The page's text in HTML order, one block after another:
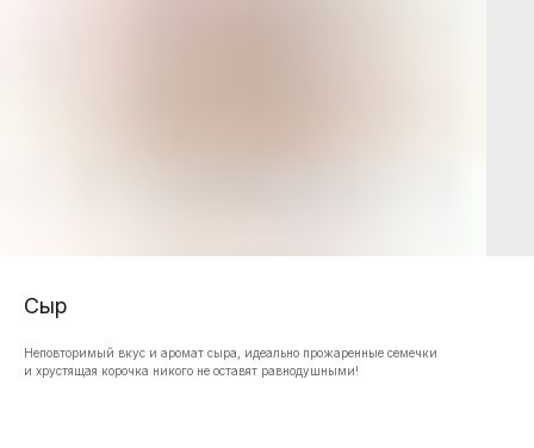
Сыр
Неповторимый вкус и аромат сыра, идеально прожаренные семечки
и хрустящая корочка никого не оставят равнодушными!